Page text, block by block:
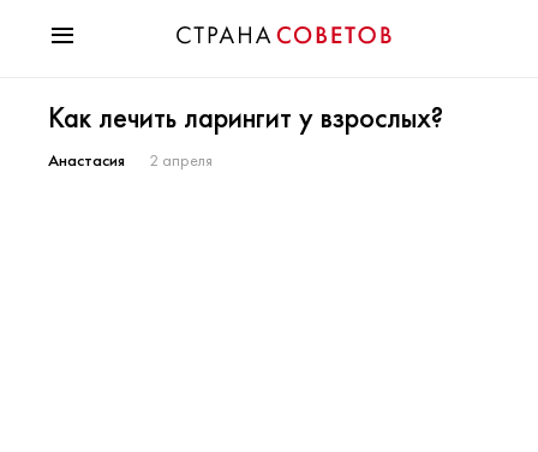
Мода
Звезды
Как лечить ларингит у взрослых?
Анастасия 2 апреля